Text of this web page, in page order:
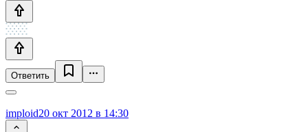
Ответить
imploid20 окт 2012 в 14:30